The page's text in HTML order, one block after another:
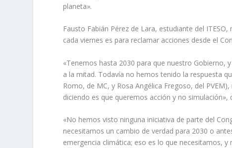
planeta».
Fausto Fabián Pérez de Lara, estudiante del
cada viernes es para reclamar acciones desde el
«Tenemos hasta 2030 para que nuestro Gobierno,
a la mitad. Todavía no hemos tenido la respuesta
Romo, de MC, y Rosa Angélica Fregoso, del
diciendo es que queremos acción y no
«No hemos visto ninguna iniciativa de parte del
necesitamos un cambio de verdad para 2030 o
emergencia climática; eso es lo que necesitamos,